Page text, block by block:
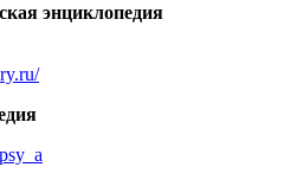
энциклопедия